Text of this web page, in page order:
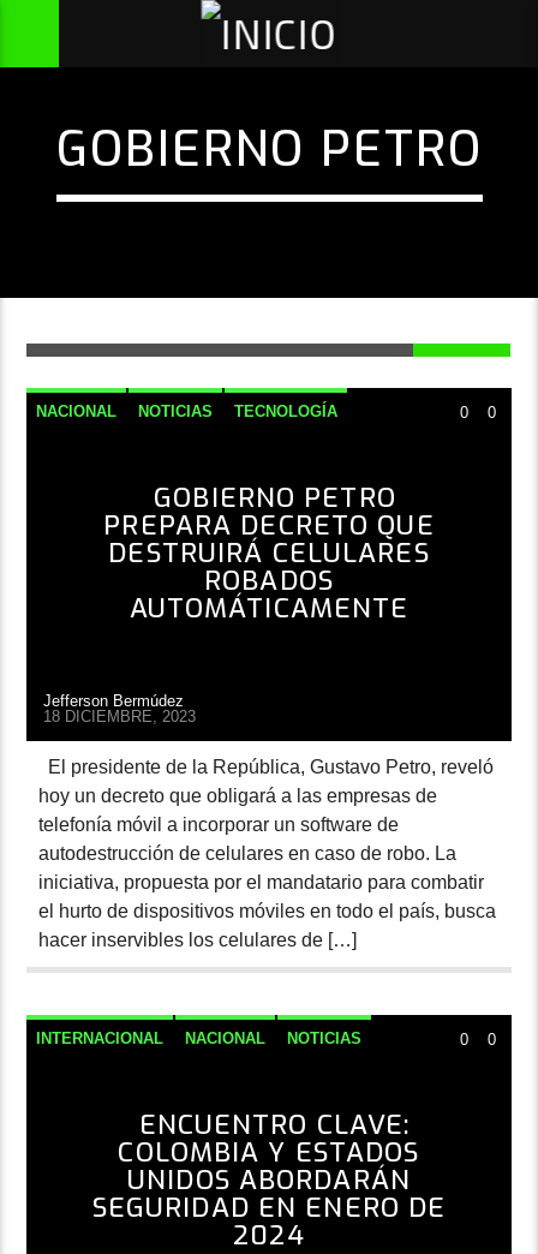
GOBIERNO PETRO
NACIONAL NOTICIAS TECNOLOGÍA 0 0
GOBIERNO PETRO
PREPARA DECRETO QUE
DESTRUIRÁ CELULARES
ROBADOS
AUTOMÁTICAMENTE
Jefferson Bermúdez
18 DICIEMBRE, 2023
El presidente de la República, Gustavo Petro, reveló
hoy un decreto que obligará a las empresas de
telefonía móvil a incorporar un software de
autodestrucción de celulares en caso de robo. La
iniciativa, propuesta por el mandatario para combatir
el hurto de dispositivos móviles en todo el país, busca
hacer inservibles los celulares de […]
INTERNACIONAL NACIONAL NOTICIAS 0 0
ENCUENTRO CLAVE:
COLOMBIA Y ESTADOS
UNIDOS ABORDARÁN
SEGURIDAD EN ENERO DE
2024